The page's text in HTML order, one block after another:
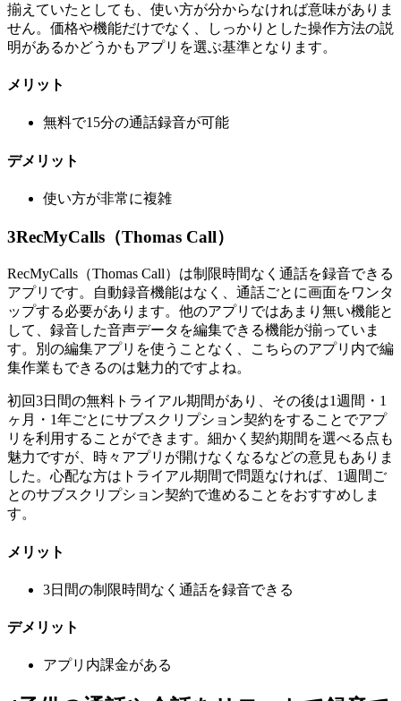
揃えていたとしても、使い方が分からなければ意味がありま
せん。価格や機能だけでなく、しっかりとした操作方法の説
明があるかどうかもアプリを選ぶ基準となります。
メリット
無料で15分の通話録音が可能
デメリット
使い方が非常に複雑
3RecMyCalls（Thomas Call）
RecMyCalls（Thomas Call）は制限時間なく通話を録音できる
アプリです。自動録音機能はなく、通話ごとに画面をワンタ
ップする必要があります。他のアプリではあまり無い機能と
して、録音した音声データを編集できる機能が揃っていま
す。別の編集アプリを使うことなく、こちらのアプリ内で編
集作業もできるのは魅力的ですよね。
初回3日間の無料トライアル期間があり、その後は1週間・1
ヶ月・1年ごとにサブスクリプション契約をすることでアプ
リを利用することができます。細かく契約期間を選べる点も
魅力ですが、時々アプリが開けなくなるなどの意見もありま
した。心配な方はトライアル期間で問題なければ、1週間ご
とのサブスクリプション契約で進めることをおすすめしま
す。
メリット
3日間の制限時間なく通話を録音できる
デメリット
アプリ内課金がある